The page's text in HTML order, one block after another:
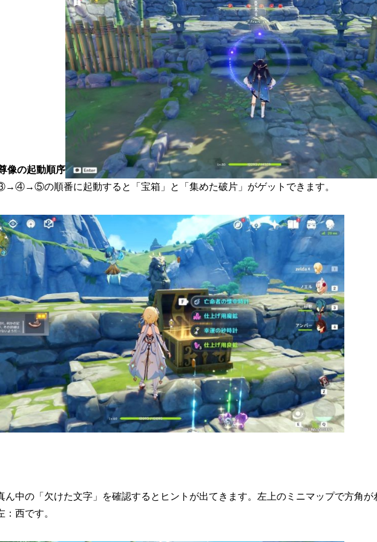
像の起動順序
の順番に起動すると「宝箱」と「集めた破片」がゲットできます。
ん中の「欠けた文字」を確認するとヒントが出てきます。左上のミニマップで方角
：西です。